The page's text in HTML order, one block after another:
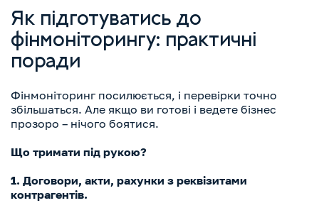
Як підготуватись до
фінмоніторингу: практичні
поради
Фінмоніторинг посилюється, і перевірки точно
збільшаться. Але якщо ви готові і ведете бізнес
прозоро – нічого боятися.
Що тримати під рукою?
1. Договори, акти, рахунки з реквізитами
контрагентів.